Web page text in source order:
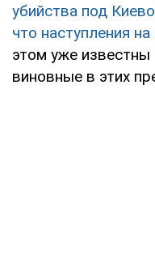
убийства под
что наступления
этом уже
виновные в этих